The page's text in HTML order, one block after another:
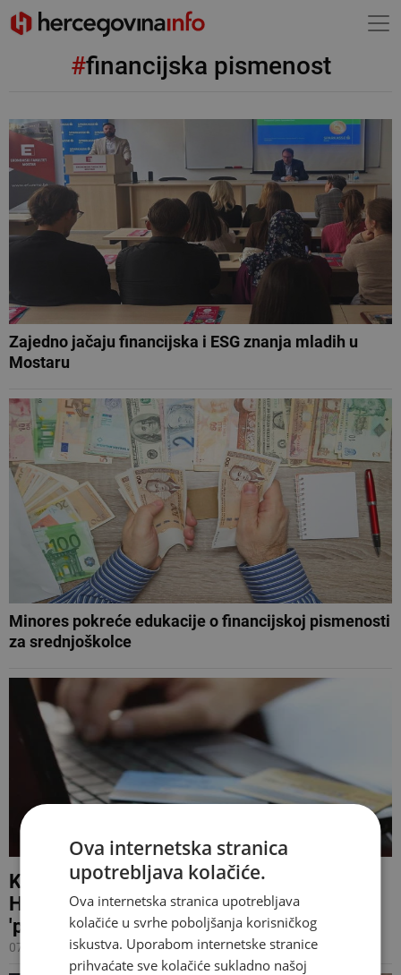
#financijska pismenost
Zajedno jačaju financijska i ESG znanja mladih u
Mostaru
Minores pokreće edukacije o financijskoj pismenosti
za srednjoškolce
Kako su preko noći tisuće građana
Hrvatske ostale bez novca zbog
'piramidalne sheme'?
07.09.2025 19:45
Ova internetska stranica
upotrebljava kolačiće.
Ova internetska stranica upotrebljava
kolačiće u svrhe poboljšanja korisničkog
iskustva. Uporabom internetske stranice
prihvaćate sve kolačiće sukladno našoj